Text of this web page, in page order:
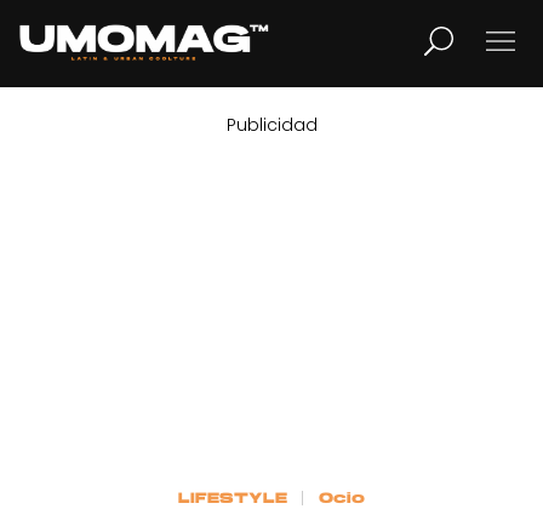
LIFESTYLE
Publicidad
LIFESTYLE Ocio